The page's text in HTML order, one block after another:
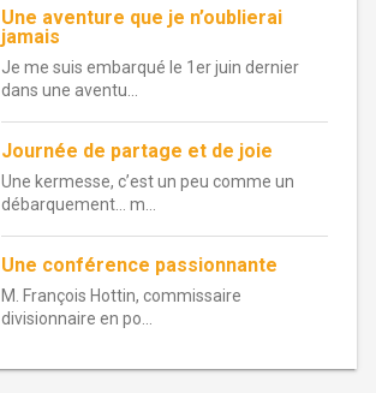
Une aventure que je n’oublierai
jamais
Je me suis embarqué le 1er juin dernier
dans une aventu...
Journée de partage et de joie
Une kermesse, c’est un peu comme un
débarquement… m...
Une conférence passionnante
M. François Hottin, commissaire
divisionnaire en po...